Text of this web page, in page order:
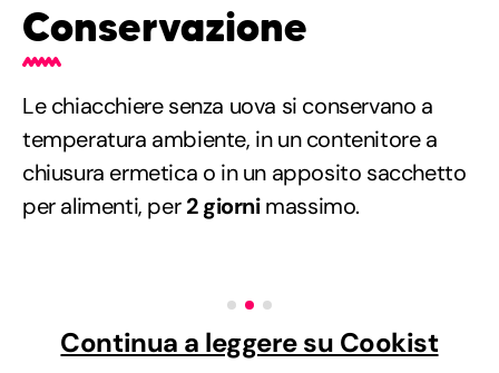
Conservazione
Le chiacchiere senza uova si conservano a
temperatura ambiente, in un contenitore a
chiusura ermetica o in un apposito sacchetto
per alimenti, per2 giornimassimo.
Continua a leggere su Cookist